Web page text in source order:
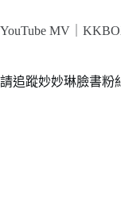
YouTube MV｜
請追蹤妙妙琳臉書粉